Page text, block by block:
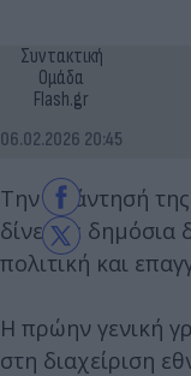
Συντακτική
Ομάδα
Flash.gr
06.02.2026 20:45
Την απάντησή
δίνει με
πολιτική και
Η πρώην γενική
στη διαχείριση